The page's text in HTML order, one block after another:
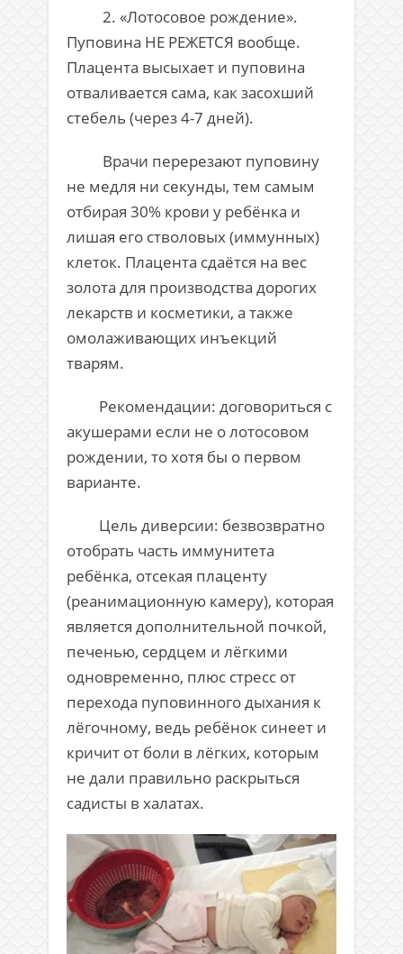
2. «Лотосовое рождение».
Пуповина НЕ РЕЖЕТСЯ вообще.
Плацента высыхает и пуповина
отваливается сама, как засохший
стебель (через 4-7 дней).
Врачи перерезают пуповину
не медля ни секунды, тем самым
отбирая 30% крови у ребёнка и
лишая его стволовых (иммунных)
клеток. Плацента сдаётся на вес
золота для производства дорогих
лекарств и косметики, а также
омолаживающих инъекций
тварям.
Рекомендации: договориться с
акушерами если не о лотосовом
рождении, то хотя бы о первом
варианте.
Цель диверсии: безвозвратно
отобрать часть иммунитета
ребёнка, отсекая плаценту
(реанимационную камеру), которая
является дополнительной почкой,
печенью, сердцем и лёгкими
одновременно, плюс стресс от
перехода пуповинного дыхания к
лёгочному, ведь ребёнок синеет и
кричит от боли в лёгких, которым
не дали правильно раскрыться
садисты в халатах.